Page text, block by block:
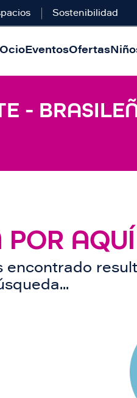
Sostenibilidad
EventosOfertas
-
POR AQUÍ
encontrado